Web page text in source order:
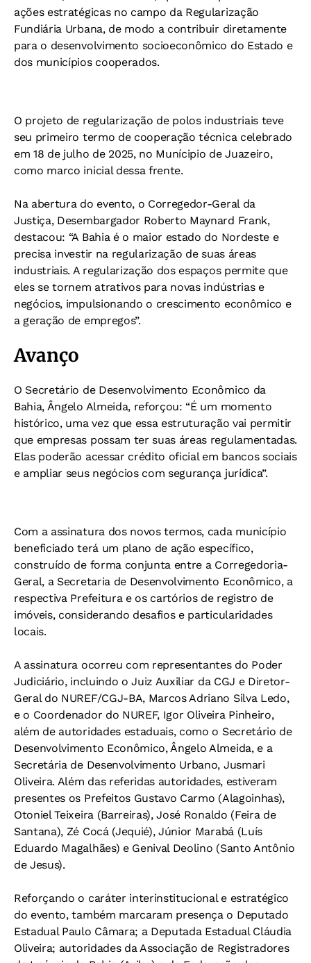
ações estratégicas no campo da Regularização
Fundiária Urbana, de modo a contribuir diretamente
para o desenvolvimento socioeconômico do Estado e
dos municípios cooperados.
O projeto de regularização de polos industriais teve
seu primeiro termo de cooperação técnica celebrado
em 18 de julho de 2025, no Munícipio de Juazeiro,
como marco inicial dessa frente.
Na abertura do evento, o Corregedor-Geral da
Justiça, Desembargador Roberto Maynard Frank,
destacou: “A Bahia é o maior estado do Nordeste e
precisa investir na regularização de suas áreas
industriais. A regularização dos espaços permite que
eles se tornem atrativos para novas indústrias e
negócios, impulsionando o crescimento econômico e
a geração de empregos”.
Avanço
O Secretário de Desenvolvimento Econômico da
Bahia, Ângelo Almeida, reforçou: “É um momento
histórico, uma vez que essa estruturação vai permitir
que empresas possam ter suas áreas regulamentadas.
Elas poderão acessar crédito oficial em bancos sociais
e ampliar seus negócios com segurança jurídica”.
Com a assinatura dos novos termos, cada município
beneficiado terá um plano de ação específico,
construído de forma conjunta entre a Corregedoria-
Geral, a Secretaria de Desenvolvimento Econômico, a
respectiva Prefeitura e os cartórios de registro de
imóveis, considerando desafios e particularidades
locais.
A assinatura ocorreu com representantes do Poder
Judiciário, incluindo o Juiz Auxiliar da CGJ e Diretor-
Geral do NUREF/CGJ-BA, Marcos Adriano Silva Ledo,
e o Coordenador do NUREF, Igor Oliveira Pinheiro,
além de autoridades estaduais, como o Secretário de
Desenvolvimento Econômico, Ângelo Almeida, e a
Secretária de Desenvolvimento Urbano, Jusmari
Oliveira. Além das referidas autoridades, estiveram
presentes os Prefeitos Gustavo Carmo (Alagoinhas),
Otoniel Teixeira (Barreiras), José Ronaldo (Feira de
Santana), Zé Cocá (Jequié), Júnior Marabá (Luís
Eduardo Magalhães) e Genival Deolino (Santo Antônio
de Jesus).
Reforçando o caráter interinstitucional e estratégico
do evento, também marcaram presença o Deputado
Estadual Paulo Câmara; a Deputada Estadual Cláudia
Oliveira; autoridades da Associação de Registradores